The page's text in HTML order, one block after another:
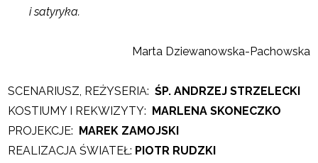
i satyryka.
Marta Dziewanowska-Pachowska
SCENARIUSZ, REŻYSERIA:ŚP. ANDRZEJ STRZELECKI
KOSTIUMY I REKWIZYTY:
MARLENA SKONECZKO
PROJEKCJE:
MAREK ZAMOJSKI
REALIZACJA ŚWIATEŁ: PIOTR RUDZKI